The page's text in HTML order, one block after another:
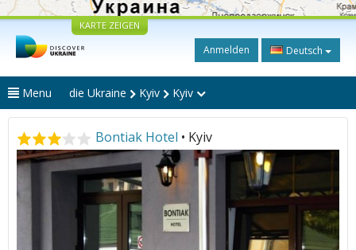
KARTE ZEIGEN
Anmelden Deutsch
Menu die Ukraine Kyiv Kyiv
Bontiak Hotel • Kyiv